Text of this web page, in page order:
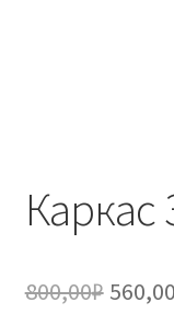
Каркас
800,00₽ 560,00